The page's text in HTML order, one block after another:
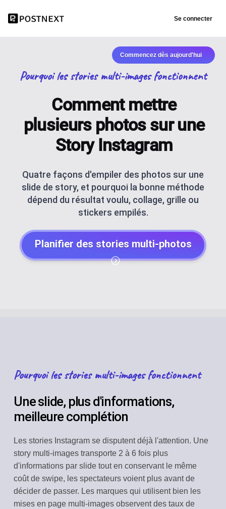
Se connecter
Commencez dès aujourd'hui
Pourquoi les stories multi-images fonctionnent
Comment mettre
plusieurs photos sur une
Story Instagram
Quatre façons d'empiler des photos sur une
slide de story, et pourquoi la bonne méthode
dépend du résultat voulu, collage, grille ou
stickers empilés.
Planifier des stories multi-photos
Pourquoi les stories multi-images fonctionnent
Une slide, plus d'informations,
meilleure complétion
Les stories Instagram se disputent déjà l'attention. Une
story multi-images transporte 2 à 6 fois plus
d'informations par slide tout en conservant le même
coût de swipe, les spectateurs voient plus avant de
décider de passer. Les marques qui utilisent bien les
mises en page multi-images observent des taux de